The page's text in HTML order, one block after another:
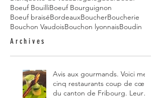
Boeuf BouilliBoeuf Bourguignon
Boeuf braiséBordeauxBoucherBoucherie
Bouchon VaudoisBouchon lyonnaisBoudin
Archives
Avis aux gourmands. Voici mes
cinq restaurants coup de cœur
du canton de Fribourg. Leurs